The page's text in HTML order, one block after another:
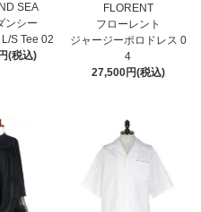
SEA
ンシー
S Tee 02
(税込)
FLORENT
フローレント
ジャージーポロドレス 0
4
27,500円(税込)